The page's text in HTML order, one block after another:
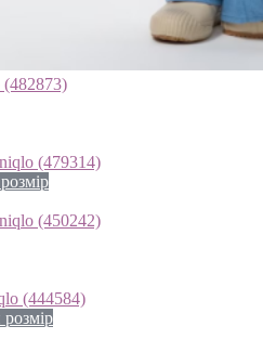
(479314)
(450242)
(444584)